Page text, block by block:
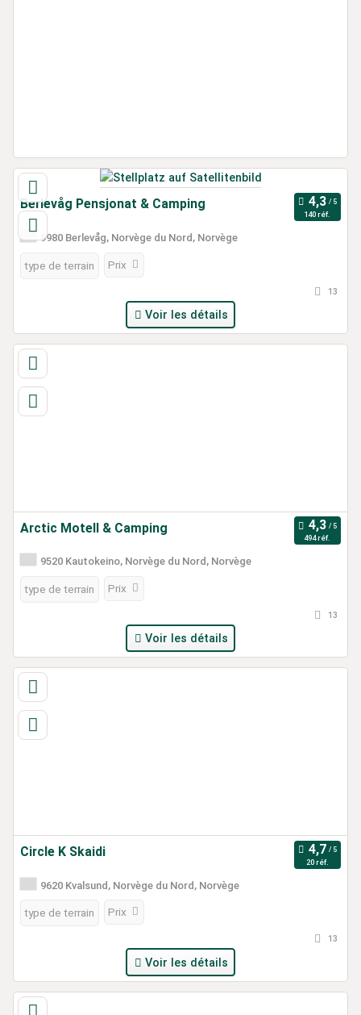
Berlevåg Pensjonat & Camping
140 réf.
9980 Berlevåg, Norvège du Nord, Norvège
type de terrain Prix
13
Voir les détails
Arctic Motell & Camping
494 réf.
9520 Kautokeino, Norvège du Nord, Norvège
type de terrain Prix
13
Voir les détails
Circle K Skaidi
20 réf.
9620 Kvalsund, Norvège du Nord, Norvège
type de terrain Prix
13
Voir les détails